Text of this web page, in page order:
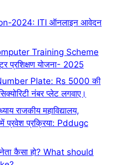
2024: ITI ऑनलाइन आवेदन
Training Scheme
प्रशिक्षण योजना- 2025
Plate: Rs 5000 की
नंबर प्लेट लगवाए।
राजकीय महाविद्यालय,
में प्रवेश प्रक्रिया: Pddugc
नेता कैसा हो? What should